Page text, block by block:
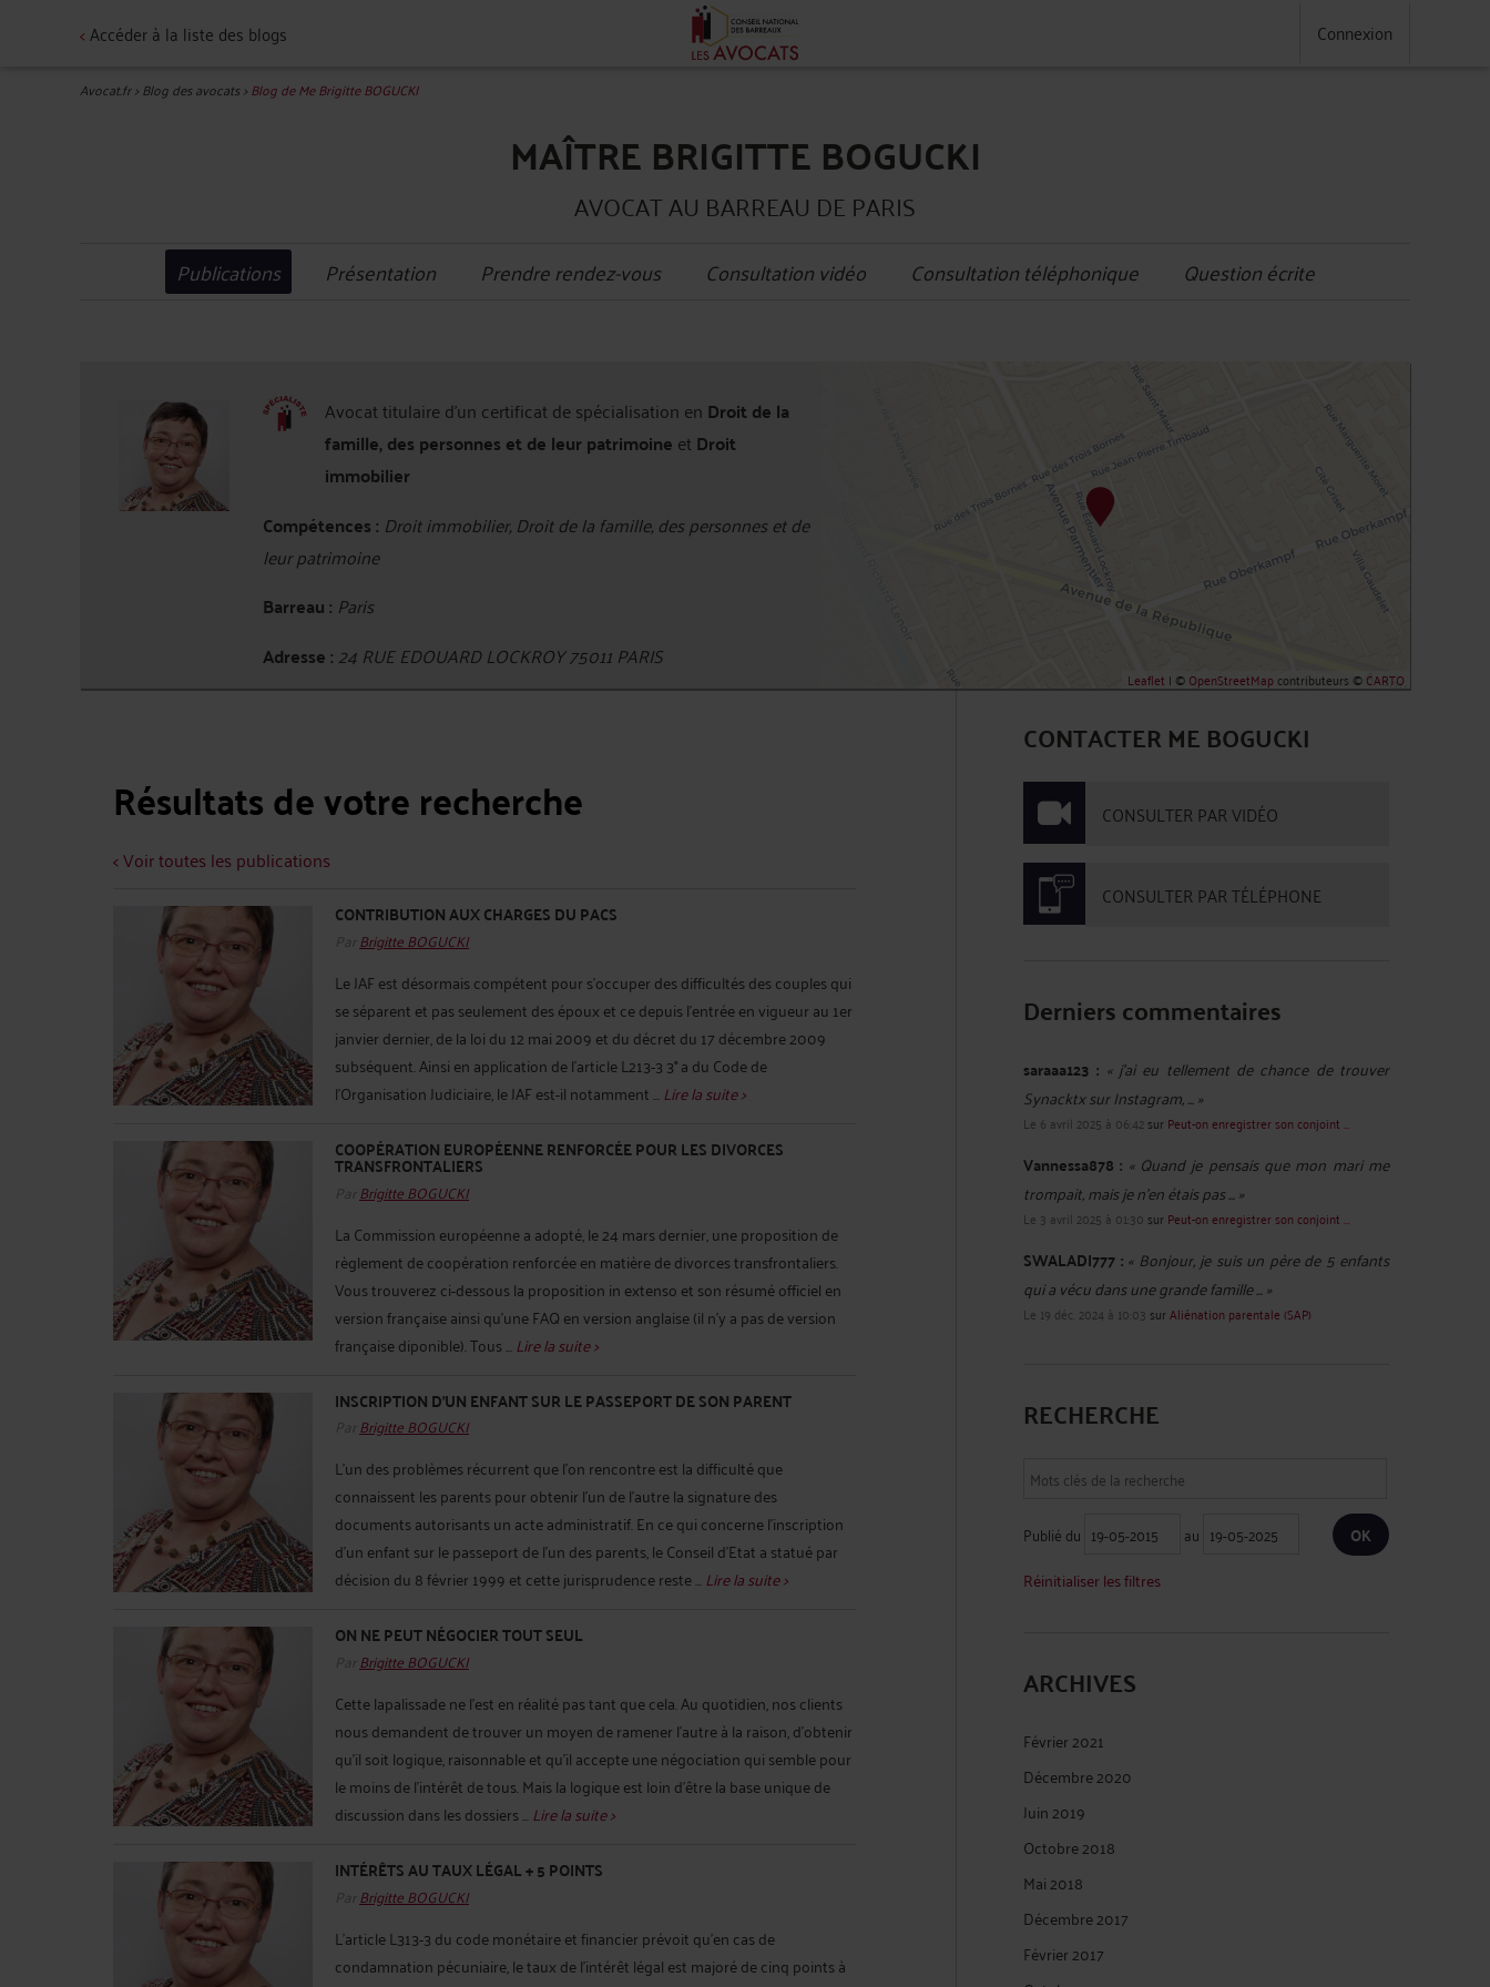
<Accéder à la liste des blogs Connexion
Avocat.fr>Blog des avocats>Blog de Me Brigitte BOGUCKI
MAÎTRE BRIGITTE BOGUCKI
AVOCAT AU BARREAU DE PARIS
Publications Présentation Prendre rendez-vous Consultation vidéo Consultation téléphonique Question écrite
Avocat titulaire d'un certificat de spécialisation en Droit de la
famille, des personnes et de leur patrimoine etDroit
immobilier
Compétences : Droit immobilier, Droit de la famille, des personnes et de
leur patrimoine
Barreau : Paris
Adresse : 24 RUE EDOUARD LOCKROY 75011 PARIS
Leaflet | ©OpenStreetMapcontributeurs ©CARTO
Résultats de votre recherche
< Voir toutes les publications
CONTRIBUTION AUX CHARGES DU PACS
Par Brigitte BOGUCKI
Le JAF est désormais compétent pour s'occuper des difficultés des couples qui
se séparent et pas seulement des époux et ce depuis l'entrée en vigueur au 1er
janvier dernier, de la loi du 12 mai 2009 et du décret du 17 décembre 2009
subséquent. Ainsi en application de l'article L213-3 3° a du Code de
l'Organisation Judiciaire, le JAF est-il notamment ...Lire la suite >
COOPÉRATION EUROPÉENNE RENFORCÉE POUR LES DIVORCES
TRANSFRONTALIERS
Par Brigitte BOGUCKI
La Commission européenne a adopté, le 24 mars dernier, une proposition de
règlement de coopération renforcée en matière de divorces transfrontaliers.
Vous trouverez ci-dessous la proposition in extenso et son résumé officiel en
version française ainsi qu'une FAQ en version anglaise (il n'y a pas de version
française diponible). Tous ...Lire la suite >
INSCRIPTION D'UN ENFANT SUR LE PASSEPORT DE SON PARENT
Par Brigitte BOGUCKI
L'un des problèmes récurrent que l'on rencontre est la difficulté que
connaissent les parents pour obtenir l'un de l'autre la signature des
documents autorisants un acte administratif. En ce qui concerne l'inscription
d'un enfant sur le passeport de l'un des parents, le Conseil d'Etat a statué par
décision du 8 février 1999 et cette jurisprudence reste ...Lire la suite >
ON NE PEUT NÉGOCIER TOUT SEUL
Par Brigitte BOGUCKI
Cette lapalissade ne l'est en réalité pas tant que cela. Au quotidien, nos clients
nous demandent de trouver un moyen de ramener l'autre à la raison, d'obtenir
qu'il soit logique, raisonnable et qu'il accepte une négociation qui semble pour
le moins de l'intérêt de tous. Mais la logique est loin d'être la base unique de
discussion dans les dossiers ...Lire la suite >
INTÉRÊTS AU TAUX LÉGAL + 5 POINTS
Par Brigitte BOGUCKI
L'article L313-3 du code monétaire et financier prévoit qu'en cas de
condamnation pécuniaire, le taux de l'intérêt légal est majoré de cinq points à
CONTACTER ME BOGUCKI
CONSULTER PAR VIDÉO
CONSULTER PAR TÉLÉPHONE
Derniers commentaires
saraaa123 : « j'ai eu tellement de chance de trouver
Synacktx sur Instagram, ... »
Le 6 avril 2025 à 06:42sur Peut-on enregistrer son conjoint ...
Vannessa878 : « Quand je pensais que mon mari me
trompait, mais je n'en étais pas ... »
Le 3 avril 2025 à 01:30 sur Peut-on enregistrer son conjoint ...
SWALADI777 : « Bonjour, je suis un père de 5 enfants
qui a vécu dans une grande famille ... »
Le 19 déc. 2024 à 10:03 surAliénation parentale (SAP)
RECHERCHE
Publié du
au
Réinitialiser les filtres
ARCHIVES
Février 2021
Décembre 2020
Juin 2019
Octobre 2018
Mai 2018
Décembre 2017
Février 2017